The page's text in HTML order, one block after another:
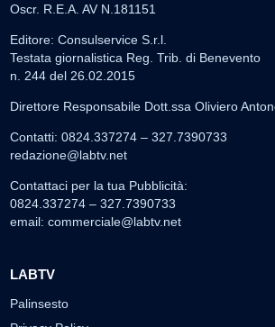
Oscr. R.E.A. AV N.181151
Editore: Consulservice S.r.l.
Testata giornalistica Reg. Trib. di Benevento
n. 244 del 26.02.2015
Direttore Responsabile Dott.ssa Oliviero
Contatti: 0824.337274 – 327.7390733
redazione@labtv.net
Contattaci per la tua Pubblicità:
0824.337274 – 327.7390733
email: commerciale@labtv.net
LABTV
Palinsesto